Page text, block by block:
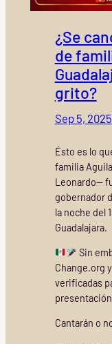
¿Se
de
grito?
Sep 5, 2025
Ésto es lo
familia
Leonardo—
gobernador
la noche del
Guadalajara.
Sin
Change.org
verificadas
Cantarán o